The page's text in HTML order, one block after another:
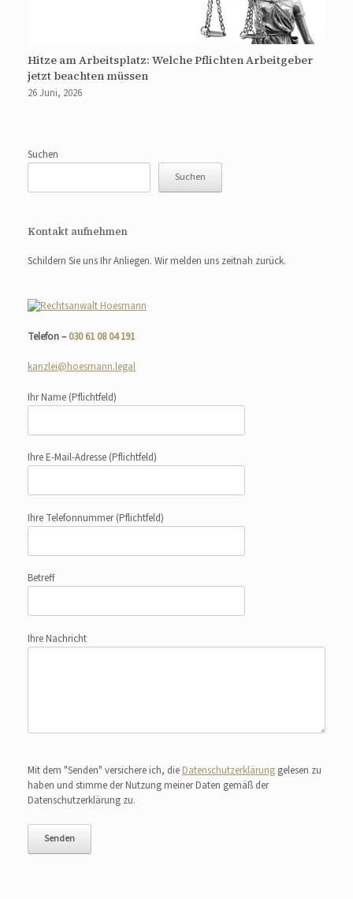
Hitze am Arbeitsplatz: Welche Pflichten Arbeitgeber
jetzt beachten müssen
26 Juni, 2026
Suchen
Suchen
Kontakt aufnehmen
Schildern Sie uns Ihr Anliegen. Wir melden uns zeitnah zurück.
Telefon –030 61 08 04 191
kanzlei@hoesmann.legal
Ihr Name (Pflichtfeld)
Ihre E-Mail-Adresse (Pflichtfeld)
Ihre Telefonnummer(Pflichtfeld)
Betreff
Ihre Nachricht
Mit dem "Senden" versichere ich, die Datenschutzerklärung gelesen zu
haben und stimme der Nutzung meiner Daten gemäß der
Datenschutzerklärung zu.